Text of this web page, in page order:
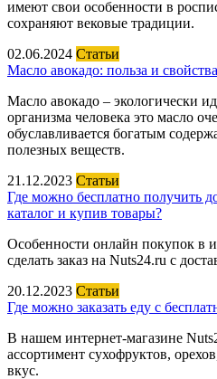
имеют свои особенности в
сохраняют вековые традиции.
02.06.2024 Статьи
Масло авокадо: польза и свойства
Масло авокадо – экологически
организма человека это масло
обуславливается богатым
полезных веществ.
21.12.2023 Статьи
Где можно бесплатно получить
каталог и купив товары?
Особенности онлайн покупок в
сделать заказ на Nuts24.ru с
20.12.2023 Статьи
Где можно заказать еду с
В нашем интернет-магазине
ассортимент сухофруктов,
вкус.